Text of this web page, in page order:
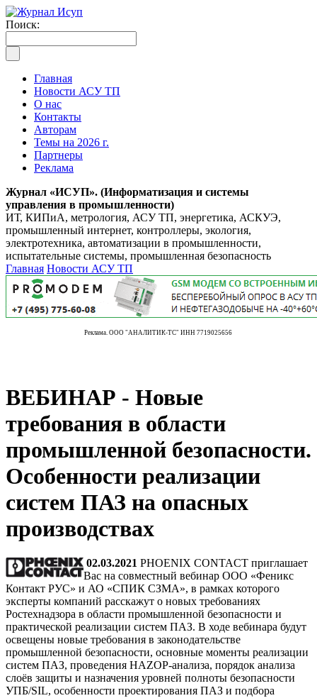
Поиск:
Главная
Новости АСУ ТП
О нас
Контакты
Авторам
Темы на 2026 г.
Партнеры
Реклама
Журнал «ИСУП». (Информатизация и системы
управления в промышленности)
ИТ, КИПиА, метрология, АСУ ТП, энергетика, АСКУЭ,
промышленный интернет, контроллеры, экология,
электротехника, автоматизации в промышленности,
испытательные системы, промышленная безопасность
Главная Новости АСУ ТП
Реклама. ООО "АНАЛИТИК-ТС" ИНН 7719025656
ВЕБИНАР - Новые
требования в области
промышленной безопасности.
Особенности реализации
систем ПАЗ на опасных
производствах
02.03.2021 PHOENIX CONTACT приглашает
Вас на совместный вебинар ООО «Феникс
Контакт РУС» и АО «СПИК СЗМА», в рамках которого
эксперты компаний расскажут о новых требованиях
Ростехнадзора в области промышленной безопасности и
практической реализации систем ПАЗ. В ходе вебинара будут
освещены новые требования в законодательстве
промышленной безопасности, основные моменты реализации
систем ПАЗ, проведения HAZOP-анализа, порядок анализа
слоёв защиты и назначения уровней полноты безопасности
УПБ/SIL, особенности проектирования ПАЗ и подбора